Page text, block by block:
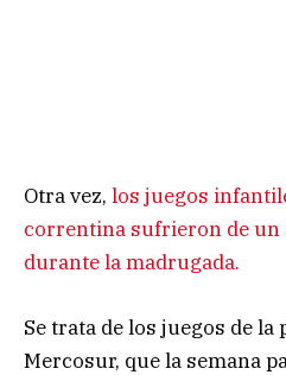
Otra vez, los juegos
correntina sufrieron de un
durante la madrugada.
Se trata de los juegos de la
Mercosur, que la semana